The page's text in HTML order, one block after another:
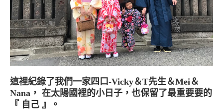
這裡紀錄了我們一家四口-Vicky＆T先生＆Mei＆
Nana， 在太陽國裡的小日子，也保留了最重要要的
『 自己 』。